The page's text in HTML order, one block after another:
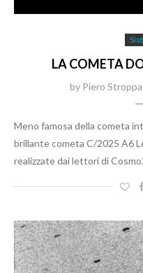
LA COMETA
by Piero Stroppa
Meno famosa della cometa
brillante cometa C/2025 A6
realizzate dai lettori di